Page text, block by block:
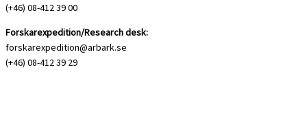
(+46) 08-412 39 00
Forskarexpedition/Research desk:
forskarexpedition@arbark.se
(+46) 08-412 39 29